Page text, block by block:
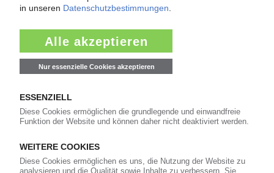
Als einer der Internet-Pioniere der Kunststoffindustrie
versorgt das KunststoffWeb bereits seit 1996 die Fach-
und Führungskräfte der Branche mit täglichen
der Berichterstattung ist dabei die Preisentwicklung für
Kunststoffe sowie Märkte, Unternehmen, Produkte,
Material, Anwendungen und Verpackungen.
Weiterhin bietet das KunststoffWeb geeignete
Bezugsquellen für den Einkauf sowie nützlichen Service-